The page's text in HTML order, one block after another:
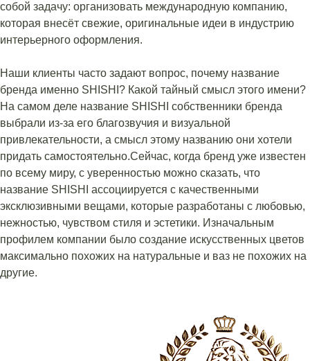
собой задачу: организовать международную компанию,
которая внесёт свежие, оригинальные идеи в индустрию
интерьерного оформления.
Наши клиенты часто задают вопрос, почему название
бренда именно SHISHI? Какой тайный смысл этого имени?
На самом деле название SHISHI собственники бренда
выбрали из-за его благозвучия и визуальной
привлекательности, а смысл этому названию они хотели
придать самостоятельно.Сейчас, когда бренд уже известен
по всему миру, с уверенностью можно сказать, что
название SHISHI ассоциируется с качественными
эксклюзивными вещами, которые разработаны с любовью,
нежностью, чувством стиля и эстетики. Изначальным
профилем компании было создание искусственных цветов
максимально похожих на натуральные и ваз не похожих на
другие.